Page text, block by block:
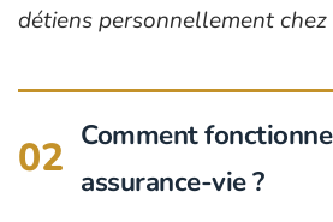
détiens personnellement chez
02 Comment
assurance-vie ?